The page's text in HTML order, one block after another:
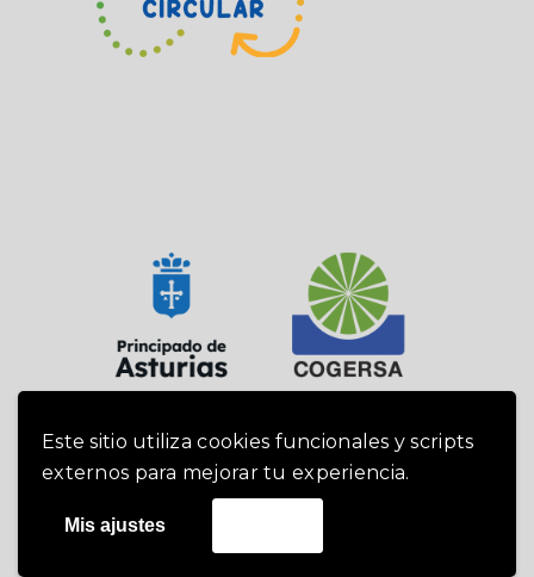
Este sitio utiliza cookies funcionales y scripts
externos para mejorar tu experiencia.
Mis ajustes
Cogersa 2019 -
Política de privacidad